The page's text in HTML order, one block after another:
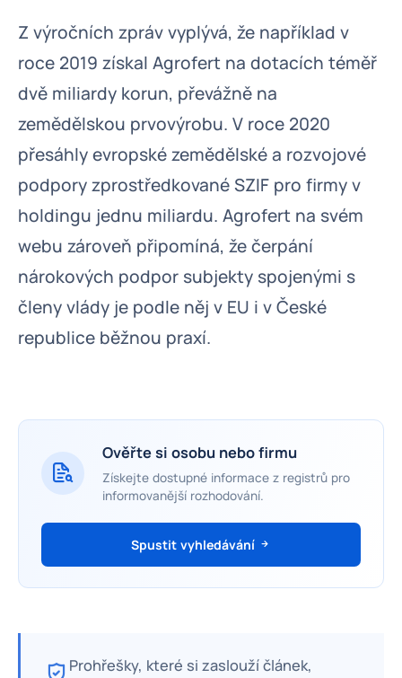
Z výročních zpráv vyplývá, že například v
roce 2019 získal Agrofert na dotacích téměř
dvě miliardy korun, převážně na
zemědělskou prvovýrobu. V roce 2020
přesáhly evropské zemědělské a rozvojové
podpory zprostředkované SZIF pro firmy v
holdingu jednu miliardu. Agrofert na svém
webu zároveň připomíná, že čerpání
nárokových podpor subjekty spojenými s
členy vlády je podle něj v EU i v České
republice běžnou praxí.
Ověřte si osobu nebo firmu
Získejte dostupné informace z registrů pro
informovanější rozhodování.
Spustit vyhledávání
Prohřešky, které si zaslouží článek,